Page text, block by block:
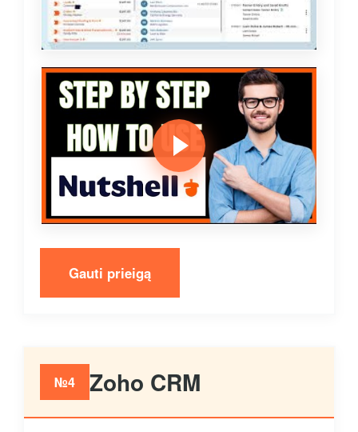
Gauti prieigą
№4 Zoho CRM